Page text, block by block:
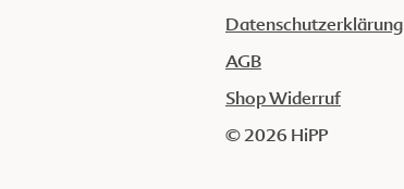
Datenschutzerklärung
AGB
Shop Widerruf
© 2026 HiPP